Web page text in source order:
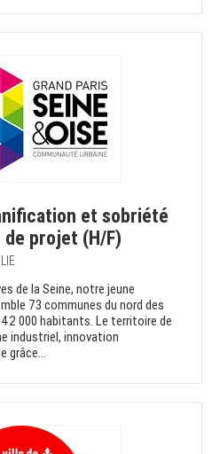
et sobriété
projet (H/F)
de la Seine, notre jeune
73 communes du nord des
000 habitants. Le territoire de
industriel, innovation
grâce...